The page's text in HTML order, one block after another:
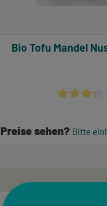
Bio Tofu Mandel
Preise sehen? Bitte